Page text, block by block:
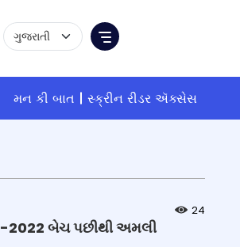
Language Selection
Menu
મન કી બાત
સ્ક્રીન રીડર ઍક્સેસ
24
2022 બેચ પછીથી અમલી